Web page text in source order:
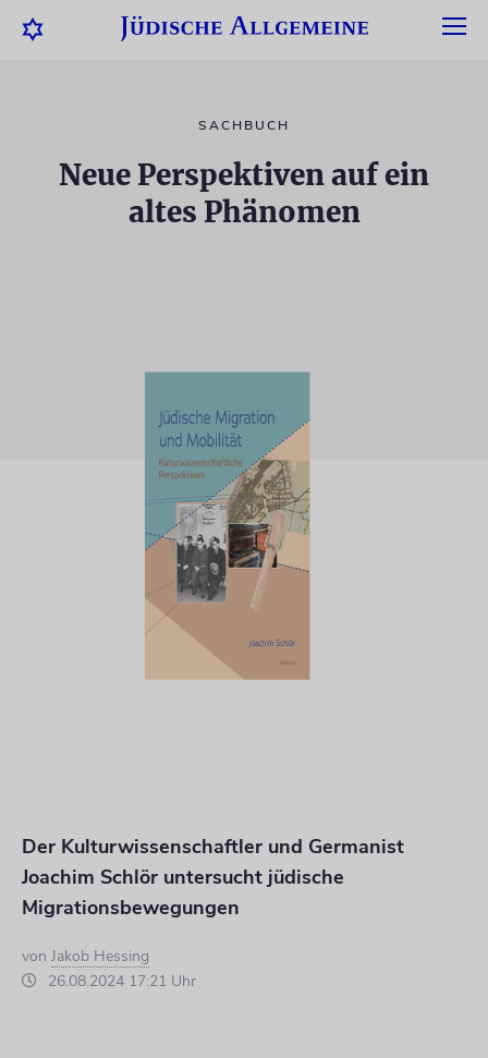
SACHBUCH
Neue Perspektiven auf ein
altes Phänomen
Der Kulturwissenschaftler und Germanist
Joachim Schlör untersucht jüdische
Migrationsbewegungen
von Jakob Hessing
26.08.2024 17:21 Uhr